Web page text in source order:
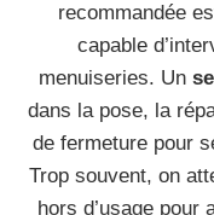
recommandée
capable
menuiseries. Un
dans la pose, la
de fermeture pour
Trop souvent, on
hors d’usage pour